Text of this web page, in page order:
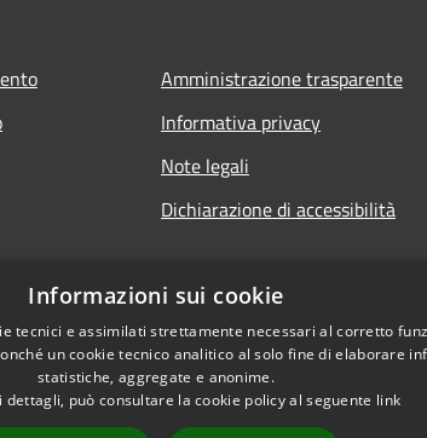
Amministrazione trasparente
Informativa privacy
Note legali
Dichiarazione di accessibilità
Informazioni sui cookie
tecnici e assimilati strettamente necessari al corretto
un cookie tecnico analitico al solo fine di elaborare
statistiche, aggregate e anonime.
dettagli, può consultare la cookie policy al seguente link